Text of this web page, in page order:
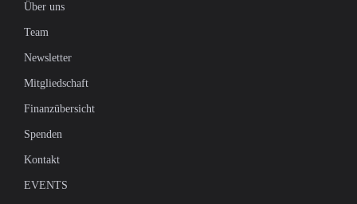
Über uns
Team
Newsletter
Mitgliedschaft
Finanzübersicht
Spenden
Kontakt
EVENTS